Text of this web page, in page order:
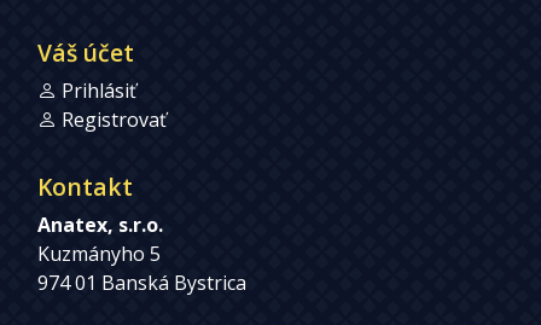
Váš účet
Prihlásiť
Registrovať
Kontakt
Anatex, s.r.o.
Kuzmányho 5
974 01 Banská Bystrica